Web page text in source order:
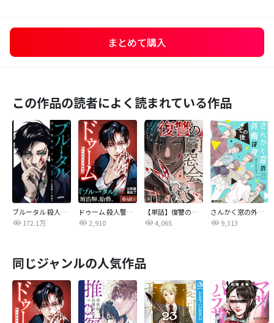
まとめて購入
この作品の読者によく読まれている作品
ブルータル 殺人警察官の告白
172.1万
ドゥーム 殺人警察官の断罪録 分冊版
2,910
【単話】復讐の同窓会
4,065
さんかく窓の外側は夜
9,313
同じジャンルの人気作品